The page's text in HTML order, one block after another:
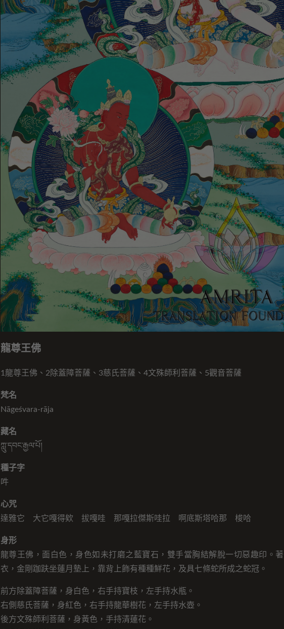
龍尊王佛
1龍尊王佛、2除蓋障菩薩、3慈氏菩薩、4文殊師利菩薩、5觀音菩薩
梵名
Nāgeśvara-rāja
藏名
ཀླུ་དབང་རྒྱལ་པོ།
種子字
吽
心咒
達雅它 大它嘎得欸 拔嘎哇 那嘎拉傑斯哇拉 啊底斯塔哈那 梭哈
身形
龍尊王佛，面白色，身色如未打磨之藍寶石，雙手當胸結解脫一切惡趣印。
衣，金剛跏趺坐蓮月墊上，靠背上飾有種種鮮花，及具七條蛇所成之蛇冠。
前方除蓋障菩薩，身白色，右手持寶枝，左手持水瓶。
右側慈氏菩薩，身紅色，右手持龍華樹花，左手持水壺。
後方文殊師利菩薩，身黃色，手持清蓮花。